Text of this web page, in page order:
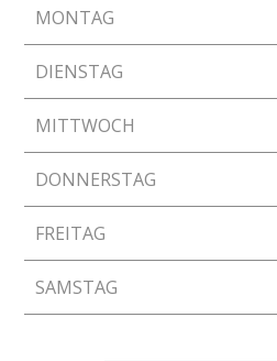
MONTAG
DIENSTAG
MITTWOCH
DONNERSTAG
FREITAG
SAMSTAG